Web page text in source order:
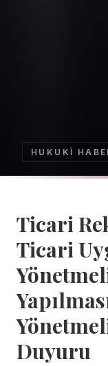
HUKUKI
Ticari
Ticari
Duyuru